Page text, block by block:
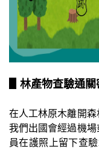
▋林產物查驗通關
在人工林原木離開
我們出國會經過機
員在護照上留下查